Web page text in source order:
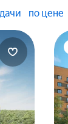
по цене